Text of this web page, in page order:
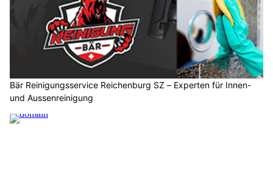
Bär Reinigungsservice Reichenburg SZ – Experten für Innen-
und Aussenreinigung